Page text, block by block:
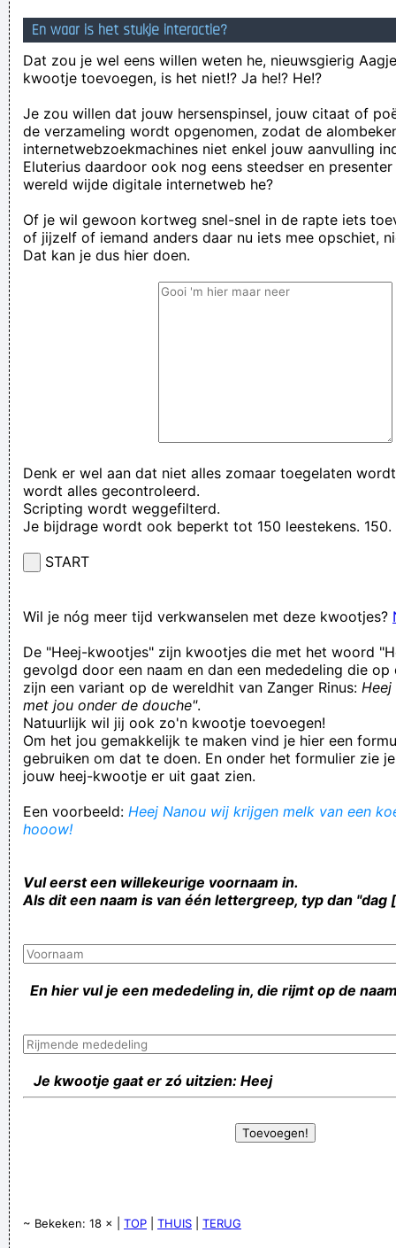
En waar is het stukje interactie?
Dat zou je wel eens willen weten he, nieuwsgierig
kwootje toevoegen, is het niet!? Ja he!? He!?
Je zou willen dat jouw hersenspinsel, jouw citaat of
de verzameling wordt opgenomen, zodat de
internetwebzoekmachines niet enkel jouw aanvulling
Eluterius daardoor ook nog eens steedser en
wereld wijde digitale internetweb he?
Of je wil gewoon kortweg snel-snel in de rapte iets
of jijzelf of iemand anders daar nu iets mee opschiet,
Dat kan je dus hier doen.
Denk er wel aan dat niet alles zomaar toegelaten
wordt alles gecontroleerd.
Scripting wordt weggefilterd.
Je bijdrage wordt ook beperkt tot 150 leestekens. 150.
START
Wil je nóg meer tijd verkwanselen met deze kwootjes?
De "Heej-kwootjes" zijn kwootjes die met het woord
gevolgd door een naam en dan een mededeling die op
zijn een variant op de wereldhit van Zanger Rinus:
met jou onder de douche".
Natuurlijk wil jij ook zo'n kwootje toevoegen!
Om het jou gemakkelijk te maken vind je hier een
gebruiken om dat te doen. En onder het formulier zie
jouw heej-kwootje er uit gaat zien.
Een voorbeeld: Heej Nanou wij krijgen melk van een
hooow!
Vul eerst een willekeurige voornaam in.
Als dit een naam is van één lettergreep, typ dan "dag
En hier vul je een mededeling in, die rijmt op de
Je kwootje gaat er zó uitzien: Heej
~ Bekeken: 18 × | TOP THUIS TERUG